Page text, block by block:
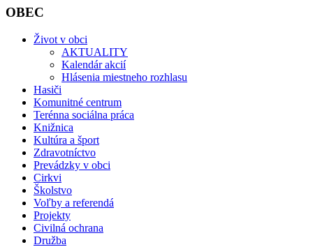
OBEC
Život v obci
AKTUALITY
Kalendár akcií
Hlásenia miestneho rozhlasu
Hasiči
Komunitné centrum
Terénna sociálna práca
Knižnica
Kultúra a šport
Zdravotníctvo
Prevádzky v obci
Cirkvi
Školstvo
Voľby a referendá
Projekty
Civilná ochrana
Družba